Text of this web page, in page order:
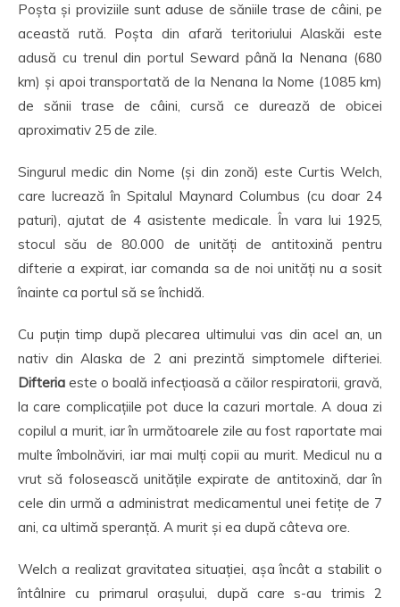
Poșta și proviziile sunt aduse de săniile trase de câini, pe
această rută. Poșta din afară teritoriului Alaskăi este
adusă cu trenul din portul Seward până la Nenana (680
km) și apoi transportată de la Nenana la Nome (1085 km)
de sănii trase de câini, cursă ce durează de obicei
aproximativ 25 de zile.
Singurul medic din Nome (și din zonă) este Curtis Welch,
care lucrează în Spitalul Maynard Columbus (cu doar 24
paturi), ajutat de 4 asistente medicale. În vara lui 1925,
stocul său de 80.000 de unități de antitoxină pentru
difterie a expirat, iar comanda sa de noi unități nu a sosit
înainte ca portul să se închidă.
Cu puțin timp după plecarea ultimului vas din acel an, un
nativ din Alaska de 2 ani prezintă simptomele difteriei.
Difteria este o boală infecțioasă a căilor respiratorii, gravă,
la care complicațiile pot duce la cazuri mortale. A doua zi
copilul a murit, iar în următoarele zile au fost raportate mai
multe îmbolnăviri, iar mai mulți copii au murit. Medicul nu a
vrut să folosească unitățile expirate de antitoxină, dar în
cele din urmă a administrat medicamentul unei fetițe de 7
ani, ca ultimă speranță. A murit și ea după câteva ore.
Welch a realizat gravitatea situației, așa încât a stabilit o
întâlnire cu primarul orașului, după care s-au trimis 2